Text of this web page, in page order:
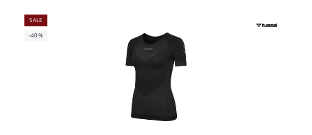
SALE
-40%